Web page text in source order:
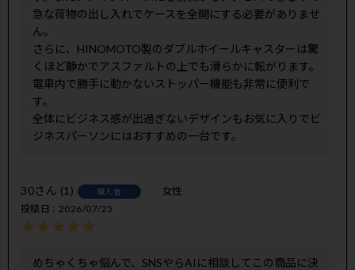
急な荷物の出し入れでケースを全開にする必要がありませ
ん。
さらに、HINOMOTO製のダブルホイールキャスターは驚
くほど静かでアスファルトの上でも滑らかに転がります。
電車内で勝手に動かないストッパー機能も非常に便利で
す。
全体にビジネス感が出過ぎないデザインもお気に入りでビ
ジネスパーソンにはおすすめの一台です。
30 1 購入者 女性
投稿日 2026/07/25
めちゃくちゃ悩んで、SNSやらAIに相談してこの商品に決